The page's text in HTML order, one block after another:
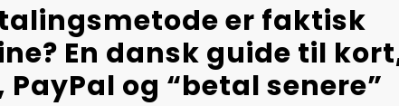
er faktisk
En dansk guide til
PayPal og “betal senere”